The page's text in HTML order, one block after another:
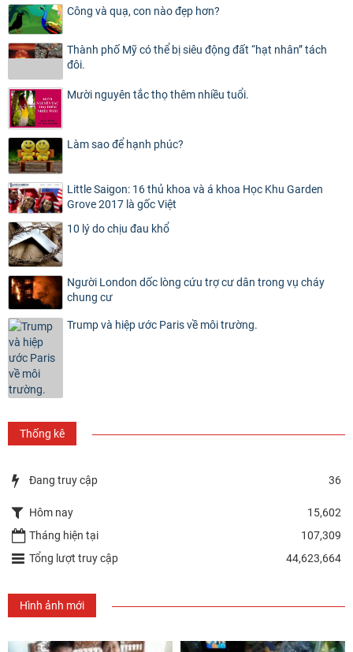
Công và quạ, con nào đẹp hơn?
Thành phố Mỹ có thể bị siêu động đất “hạt nhân” tách
đôi.
Mười nguyên tắc thọ thêm nhiều tuổi.
Làm sao để hạnh phúc?
Little Saigon: 16 thủ khoa và á khoa Học Khu Garden
Grove 2017 là gốc Việt
10 lý do chịu đau khổ
Người London dốc lòng cứu trợ cư dân trong vụ cháy
chung cư
Trump và hiệp ước Paris về môi trường.
Thống kê
Đang truy cập 36
Hôm nay
15,602
Tháng hiện tại
107,309
Tổng lượt truy cập
44,623,664
Hình ảnh mới